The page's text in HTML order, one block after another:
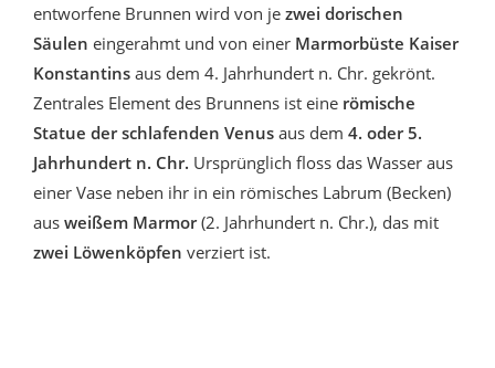
entworfene Brunnen wird von je zwei dorischen
Säulen eingerahmt und von einer Marmorbüste Kaiser
Konstantins aus dem 4. Jahrhundert n. Chr. gekrönt.
Zentrales Element des Brunnens ist eine römische
Statue der schlafenden Venus aus dem 4. oder 5.
Jahrhundert n. Chr. Ursprünglich floss das Wasser aus
einer Vase neben ihr in ein römisches Labrum (Becken)
aus weißem Marmor(2. Jahrhundert n. Chr.), das mit
zwei Löwenköpfen verziert ist.